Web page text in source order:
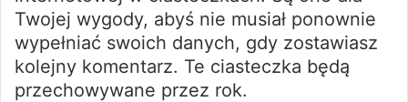
Twojej wygody, abyś nie musiał ponownie
wypełniać swoich danych, gdy zostawiasz
kolejny komentarz. Te ciasteczka będą
przechowywane przez rok.